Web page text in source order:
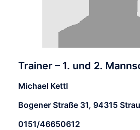
Trainer – 1. und 2.
Michael Kettl
Bogener Straße 31, 94315
0151/46650612